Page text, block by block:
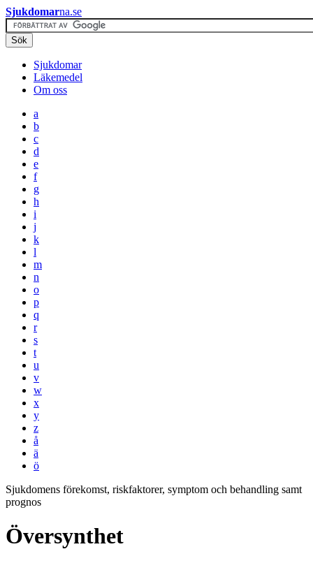
Sjukdomarna.se
Sjukdomar
Läkemedel
Om oss
a
b
c
d
e
f
g
h
i
j
k
l
m
n
o
p
q
r
s
t
u
v
w
x
y
z
å
ä
ö
Sjukdomens förekomst, riskfaktorer, symptom och behandling samt
prognos
Översynthet